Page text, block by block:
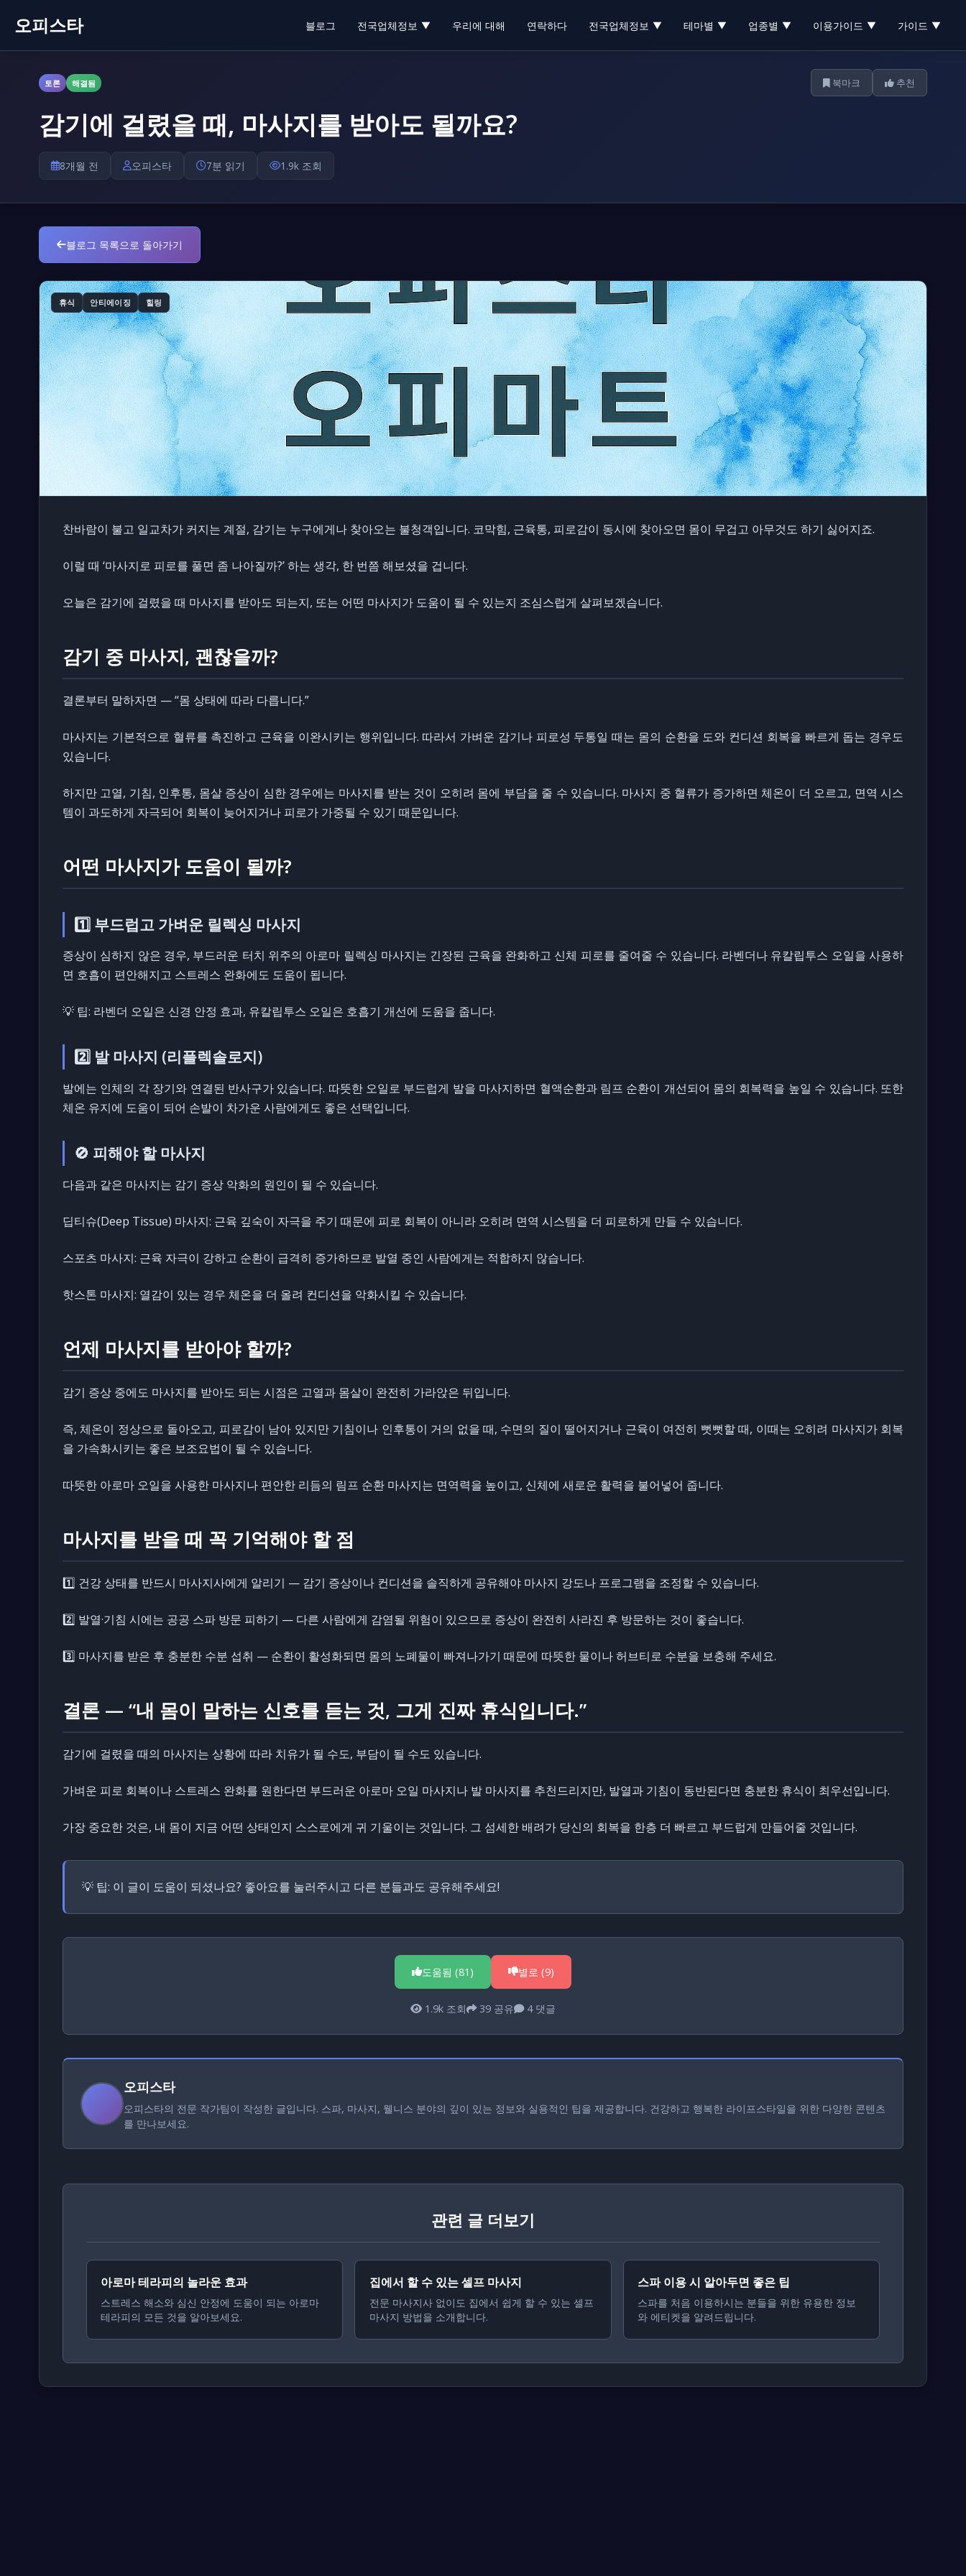
오피스타 블로그 전국업체정보 ▼ 우리에 대해 연락하다 전국업체정보 ▼ 테마별 ▼ 업종별 ▼ 이용가이드 ▼ 가이드 ▼
토론 해결됨 북마크 추천
감기에 걸렸을 때, 마사지를 받아도 될까요?
8개월 전 오피스타 7분 읽기 1.9k 조회
블로그 목록으로 돌아가기
휴식 안티에이징 힐링
찬바람이 불고 일교차가 커지는 계절, 감기는 누구에게나 찾아오는 불청객입니다. 코막힘, 근육통, 피로감이 동시에 찾아오면 몸이 무겁고 아무것도 하기 싫어지죠.
이럴 때 ‘마사지로 피로를 풀면 좀 나아질까?’ 하는 생각, 한 번쯤 해보셨을 겁니다.
오늘은 감기에 걸렸을 때 마사지를 받아도 되는지, 또는 어떤 마사지가 도움이 될 수 있는지 조심스럽게 살펴보겠습니다.
감기 중 마사지, 괜찮을까?
결론부터 말하자면 — “몸 상태에 따라 다릅니다.”
마사지는 기본적으로 혈류를 촉진하고 근육을 이완시키는 행위입니다. 따라서 가벼운 감기나 피로성 두통일 때는 몸의 순환을 도와 컨디션 회복을 빠르게 돕는 경우도
있습니다.
하지만 고열, 기침, 인후통, 몸살 증상이 심한 경우에는 마사지를 받는 것이 오히려 몸에 부담을 줄 수 있습니다. 마사지 중 혈류가 증가하면 체온이 더 오르고, 면역 시스
템이 과도하게 자극되어 회복이 늦어지거나 피로가 가중될 수 있기 때문입니다.
어떤 마사지가 도움이 될까?
1️⃣ 부드럽고 가벼운 릴렉싱 마사지
증상이 심하지 않은 경우, 부드러운 터치 위주의 아로마 릴렉싱 마사지는 긴장된 근육을 완화하고 신체 피로를 줄여줄 수 있습니다. 라벤더나 유칼립투스 오일을 사용하
면 호흡이 편안해지고 스트레스 완화에도 도움이 됩니다.
💡 팁: 라벤더 오일은 신경 안정 효과, 유칼립투스 오일은 호흡기 개선에 도움을 줍니다.
2️⃣ 발 마사지 (리플렉솔로지)
발에는 인체의 각 장기와 연결된 반사구가 있습니다. 따뜻한 오일로 부드럽게 발을 마사지하면 혈액순환과 림프 순환이 개선되어 몸의 회복력을 높일 수 있습니다. 또한
체온 유지에 도움이 되어 손발이 차가운 사람에게도 좋은 선택입니다.
🚫 피해야 할 마사지
다음과 같은 마사지는 감기 증상 악화의 원인이 될 수 있습니다.
딥티슈(Deep Tissue) 마사지: 근육 깊숙이 자극을 주기 때문에 피로 회복이 아니라 오히려 면역 시스템을 더 피로하게 만들 수 있습니다.
스포츠 마사지: 근육 자극이 강하고 순환이 급격히 증가하므로 발열 중인 사람에게는 적합하지 않습니다.
핫스톤 마사지: 열감이 있는 경우 체온을 더 올려 컨디션을 악화시킬 수 있습니다.
언제 마사지를 받아야 할까?
감기 증상 중에도 마사지를 받아도 되는 시점은 고열과 몸살이 완전히 가라앉은 뒤입니다.
즉, 체온이 정상으로 돌아오고, 피로감이 남아 있지만 기침이나 인후통이 거의 없을 때, 수면의 질이 떨어지거나 근육이 여전히 뻣뻣할 때, 이때는 오히려 마사지가 회복
을 가속화시키는 좋은 보조요법이 될 수 있습니다.
따뜻한 아로마 오일을 사용한 마사지나 편안한 리듬의 림프 순환 마사지는 면역력을 높이고, 신체에 새로운 활력을 불어넣어 줍니다.
마사지를 받을 때 꼭 기억해야 할 점
1️⃣ 건강 상태를 반드시 마사지사에게 알리기 — 감기 증상이나 컨디션을 솔직하게 공유해야 마사지 강도나 프로그램을 조정할 수 있습니다.
2️⃣ 발열·기침 시에는 공공 스파 방문 피하기 — 다른 사람에게 감염될 위험이 있으므로 증상이 완전히 사라진 후 방문하는 것이 좋습니다.
3️⃣ 마사지를 받은 후 충분한 수분 섭취 — 순환이 활성화되면 몸의 노폐물이 빠져나가기 때문에 따뜻한 물이나 허브티로 수분을 보충해 주세요.
결론 — “내 몸이 말하는 신호를 듣는 것, 그게 진짜 휴식입니다.”
감기에 걸렸을 때의 마사지는 상황에 따라 치유가 될 수도, 부담이 될 수도 있습니다.
가벼운 피로 회복이나 스트레스 완화를 원한다면 부드러운 아로마 오일 마사지나 발 마사지를 추천드리지만, 발열과 기침이 동반된다면 충분한 휴식이 최우선입니다.
가장 중요한 것은, 내 몸이 지금 어떤 상태인지 스스로에게 귀 기울이는 것입니다. 그 섬세한 배려가 당신의 회복을 한층 더 빠르고 부드럽게 만들어줄 것입니다.
💡 팁: 이 글이 도움이 되셨나요? 좋아요를 눌러주시고 다른 분들과도 공유해주세요!
도움됨 (81 ) 별로 (9)
1.9k 조회 39 공유 4댓글
오피스타
오피스타의 전문 작가팀이 작성한 글입니다. 스파, 마사지, 웰니스 분야의 깊이 있는 정보와 실용적인 팁을 제공합니다. 건강하고 행복한 라이프스타일을 위한 다양한 콘텐츠
를 만나보세요.
관련 글 더보기
아로마 테라피의 놀라운 효과
스트레스 해소와 심신 안정에 도움이 되는 아로마
테라피의 모든 것을 알아보세요.
집에서 할 수 있는 셀프 마사지
전문 마사지사 없이도 집에서 쉽게 할 수 있는 셀프
마사지 방법을 소개합니다.
스파 이용 시 알아두면 좋은 팁
스파를 처음 이용하시는 분들을 위한 유용한 정보
와 에티켓을 알려드립니다.